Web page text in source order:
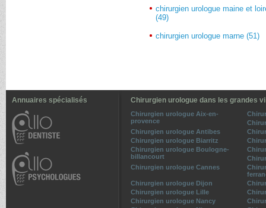
chirurgien urologue maine et
(49)
chirurgien urologue marne (51)
Annuaires spécialisés Chirurgien urologue dans les grandes
Chirurgien urologue Aix-en-
provence
Chirurgien urologue Antibes
Chirurgien urologue Biarritz
Chirurgien urologue Boulogne-
billancourt
Chirurgien urologue Cannes
Chirurgien urologue Dijon
Chirurgien urologue Lille
Chirurgien urologue Nancy